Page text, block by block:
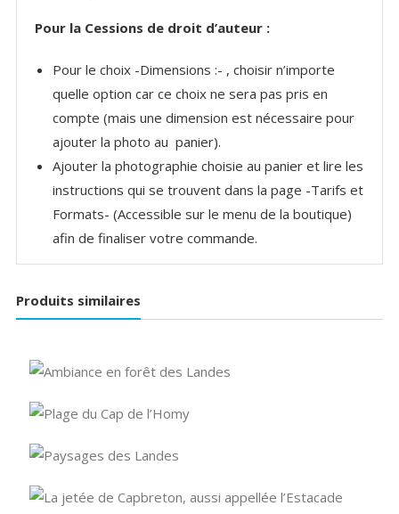
Pour la Cessions de droit d’auteur :
Pour le choix -Dimensions :- , choisir n’importe
quelle option car ce choix ne sera pas pris en
compte (mais une dimension est nécessaire pour
ajouter la photo au panier).
Ajouter la photographie choisie au panier et lire les
instructions qui se trouvent dans la page -Tarifs et
Formats- (Accessible sur le menu de la boutique)
afin de finaliser votre commande.
Produits similaires